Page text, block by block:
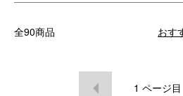
全90商品 おす
1 ページ目